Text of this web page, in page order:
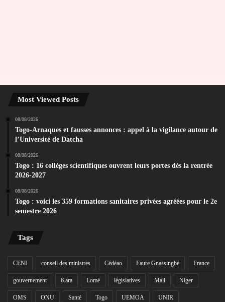
Most Viewed Posts
08/08/2026
Togo-Arnaques et fausses annonces : appel à la vigilance autour de
l’Université de Datcha
08/08/2026
Togo : 16 collèges scientifiques ouvrent leurs portes dès la rentrée
2026-2027
08/08/2026
Togo : voici les 359 formations sanitaires privées agréées pour le 2e
semestre 2026
Tags
CENI conseil des ministres Cédéao Faure Gnassingbé France
gouvernement Kara Lomé législatives Mali Niger
OMS ONU Santé Togo UEMOA UNIR